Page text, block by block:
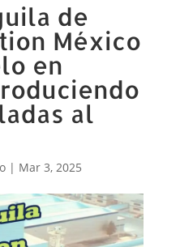
de
México
en
al
| Mar 3, 2025